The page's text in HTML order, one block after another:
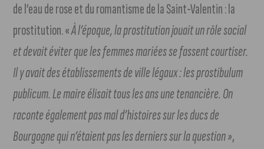
de l’eau de rose et du romantisme de la Saint-Valentin : la
prostitution. «À l’époque, la prostitution jouait un rôle social
et devait éviter que les femmes mariées se fassent courtiser.
Il y avait des établissements de ville légaux : les prostibulum
publicum. Le maire élisait tous les ans une tenancière. On
raconte également pas mal d’histoires sur les ducs de
Bourgogne qui n’étaient pas les derniers sur la question »,